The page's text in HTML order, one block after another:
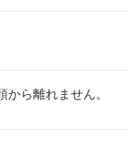
ら離れません。